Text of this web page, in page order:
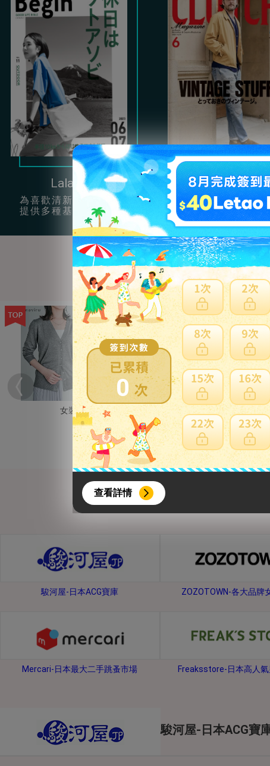
0
活動期間：
本月每完成簽到7次，系統會即
會員需完成手機認證才可參加本
與商品金額。
Letao Dollar不可用於購買商品
查看詳情
Lala Begin
為喜歡清新簡約風的女孩
提供多種基本單品穿搭。
Clutch
提供很多充滿男性
復古服飾配件
女裝
男裝
駿河屋-日本ACG寶庫 ZOZOTOWN-各大品牌
Mercari-日本最大二手跳蚤市場 Freaksstore-日本高人
駿河屋-日本ACG寶